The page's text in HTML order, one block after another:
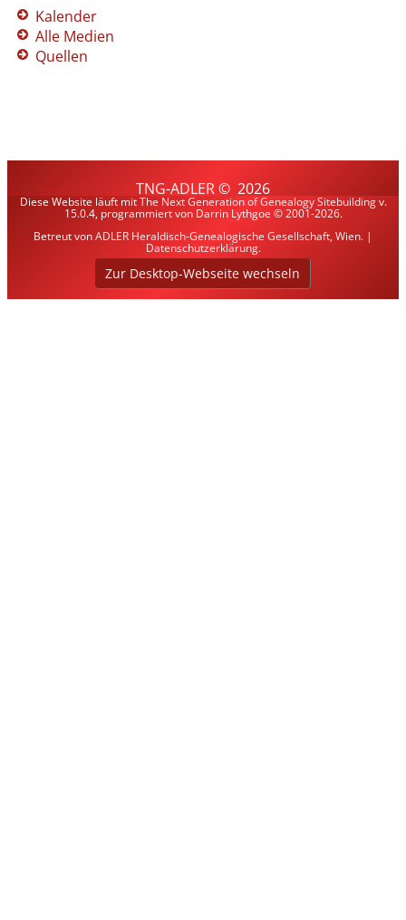
Kalender
Alle Medien
Quellen
TNG-ADLER© 2026
Diese Website läuft mitThe Next Generation of Genealogy Sitebuildingv.
15.0.4, programmiert von Darrin Lythgoe © 2001-2026.
Betreut vonADLER Heraldisch-Genealogische Gesellschaft, Wien. |
Datenschutzerklärung.
Zur Desktop-Webseite wechseln